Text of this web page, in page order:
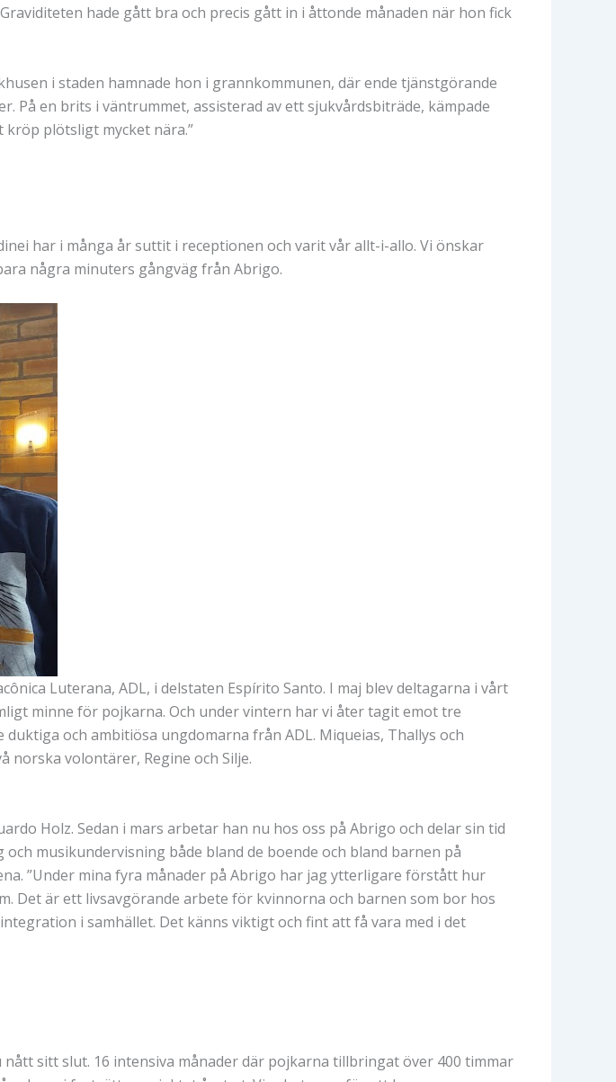
hade gått bra och precis gått in i åttonde månaden när hon fick
i staden hamnade hon i grannkommunen, där ende tjänstgörande
På en brits i väntrummet, assisterad av ett sjukvårdsbiträde, kämpade
plötsligt mycket nära.”
har i många år suttit i receptionen och varit vår allt-i-allo. Vi önskar
några minuters gångväg från Abrigo.
Luterana, ADL, i delstaten Espírito Santo. I maj blev deltagarna i vårt
minne för pojkarna. Och under vintern har vi åter tagit emot tre
och ambitiösa ungdomarna från ADL. Miqueias, Thallys och
norska volontärer, Regine och Silje.
Holz. Sedan i mars arbetar han nu hos oss på Abrigo och delar sin tid
musikundervisning både bland de boende och bland barnen på
”Under mina fyra månader på Abrigo har jag ytterligare förstått hur
Det är ett livsavgörande arbete för kvinnorna och barnen som bor hos
i samhället. Det känns viktigt och fint att få vara med i det
sitt slut. 16 intensiva månader där pojkarna tillbringat över 400 timmar